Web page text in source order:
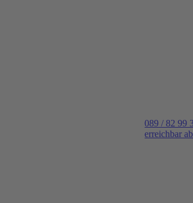
089 / 82 99
erreichbar